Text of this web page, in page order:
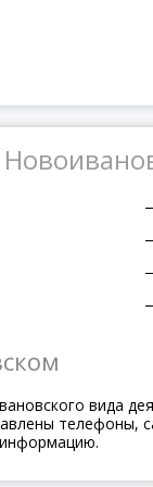
вида
телефоны,